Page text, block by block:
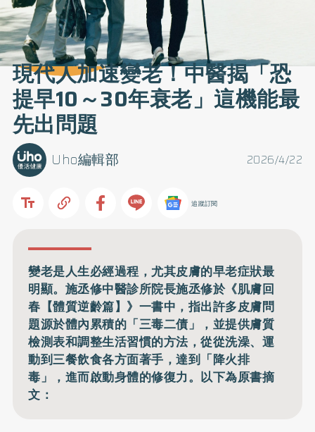
現代人加速變老！中醫揭「恐
提早10～30年衰老」這機能最
先出問題
2026/4/22
Uho編輯部
追蹤訂閱
變老是人生必經過程，尤其皮膚的早老症狀最
明顯。施丞修中醫診所院長施丞修於《肌膚回
春【體質逆齡篇】》一書中，指出許多皮膚問
題源於體內累積的「三毒二債」，並提供膚質
檢測表和調整生活習慣的方法，從從洗澡、運
動到三餐飲食各方面著手，達到「降火排
毒」，進而啟動身體的修復力。以下為原書摘
文：